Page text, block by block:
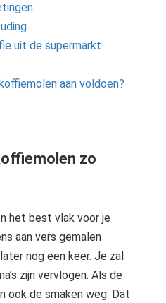
uit de supermarkt
aan voldoen?
zo
het best vlak voor je
aan vers gemalen
nog een keer. Je zal
zijn vervlogen. Als de
ook de smaken weg. Dat